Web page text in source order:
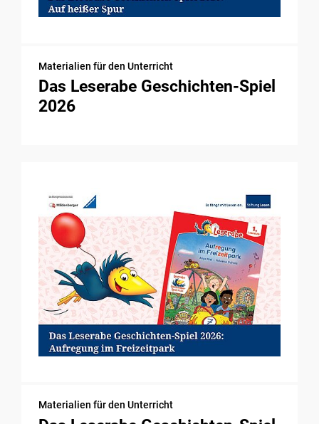
Materialien für den Unterricht
Das Leserabe Geschichten-Spiel
2026
Materialien für den Unterricht